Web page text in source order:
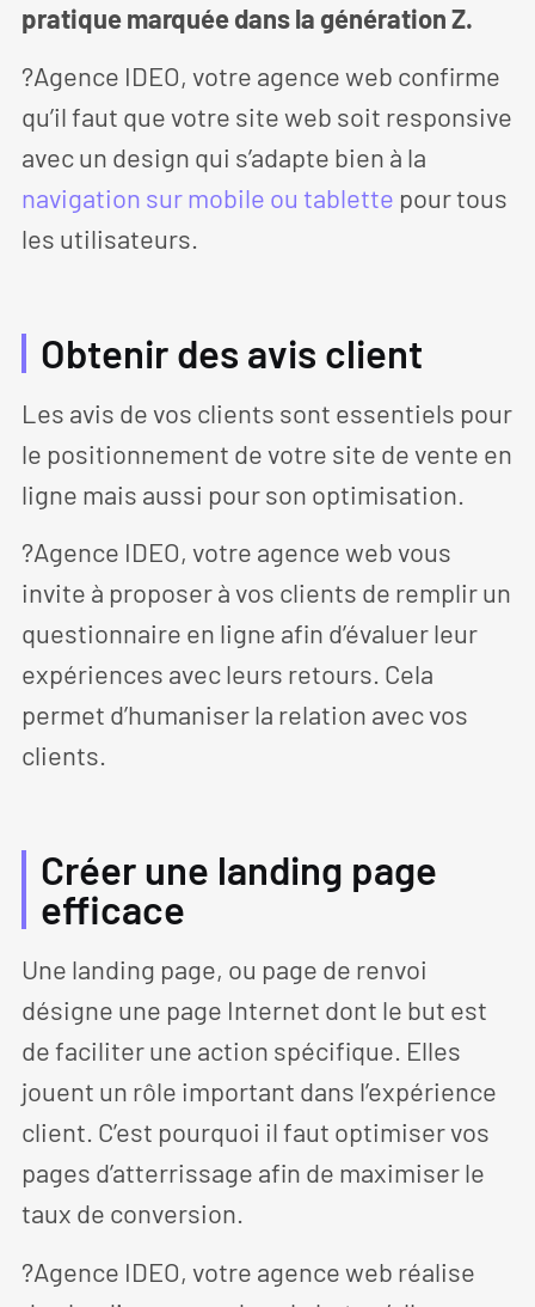
pratique marquée dans la génération Z.
?Agence IDEO, votre agence web confirme
qu’il faut que votre site web soit responsive
avec un design qui s’adapte bien à la
navigation sur mobile ou tablette pour tous
les utilisateurs.
Obtenir des avis client
Les avis de vos clients sont essentiels pour
le positionnement de votre site de vente en
ligne mais aussi pour son optimisation.
?Agence IDEO, votre agence web vous
invite à proposer à vos clients de remplir un
questionnaire en ligne afin d’évaluer leur
expériences avec leurs retours. Cela
permet d’humaniser la relation avec vos
clients.
Créer une landing page
efficace
Une landing page, ou page de renvoi
désigne une page Internet dont le but est
de faciliter une action spécifique. Elles
jouent un rôle important dans l’expérience
client. C’est pourquoi il faut optimiser vos
pages d’atterrissage afin de maximiser le
taux de conversion.
?Agence IDEO, votre agence web réalise